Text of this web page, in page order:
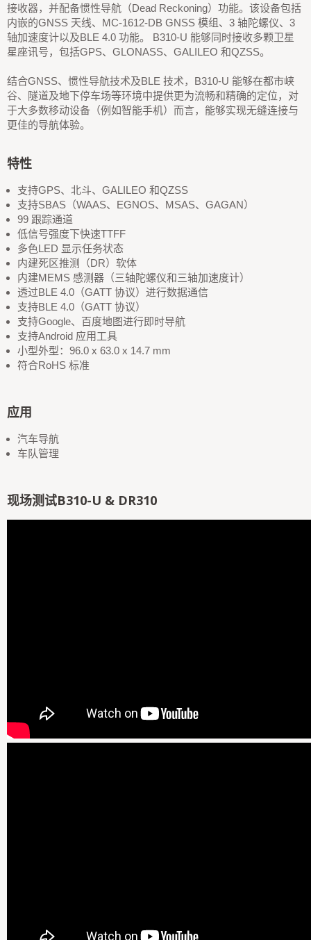
接收器，并配备惯性导航（Dead Reckoning）功能。该设备包括
内嵌的GNSS 天线、MC-1612-DB GNSS 模组、3 轴陀螺仪、3
轴加速度计以及BLE 4.0 功能。 B310-U 能够同时接收多颗卫星
星座讯号，包括GPS、GLONASS、GALILEO 和QZSS。
结合GNSS、惯性导航技术及BLE 技术，B310-U 能够在都市峡
谷、隧道及地下停车场等环境中提供更为流畅和精确的定位，对
于大多数移动设备（例如智能手机）而言，能够实现无缝连接与
更佳的导航体验。
特性
支持GPS、北斗、GALILEO 和QZSS
支持SBAS（WAAS、EGNOS、MSAS、GAGAN）
99 跟踪通道
低信号强度下快速TTFF
多色LED 显示任务状态
内建死区推测（DR）软体
内建MEMS 感测器（三轴陀螺仪和三轴加速度计）
透过BLE 4.0（GATT 协议）进行数据通信
支持BLE 4.0（GATT 协议）
支持Google、百度地图进行即时导航
支持Android 应用工具
小型外型：96.0 x 63.0 x 14.7 mm
符合RoHS 标准
应用
汽车导航
车队管理
现场测试B310-U & DR310